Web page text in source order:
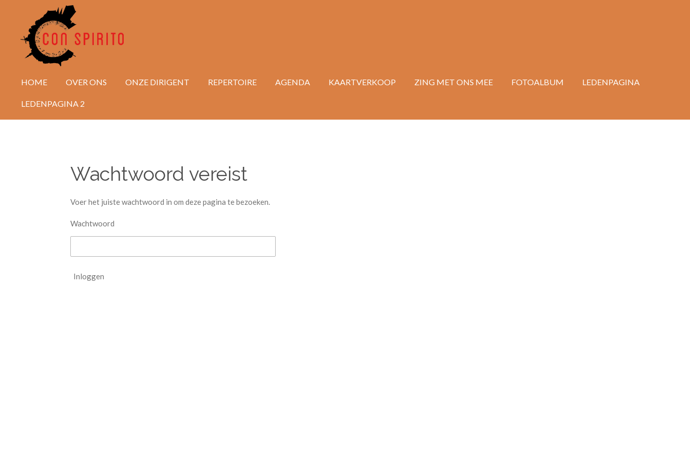
HOME OVER ONS ONZE DIRIGENT REPERTOIRE AGENDA KAARTVERKOOP ZING MET ONS MEE FOTOALBUM LEDENPAGINA
LEDENPAGINA 2
Wachtwoord vereist
Voer het juiste wachtwoord in om deze pagina te bezoeken.
Wachtwoord
Inloggen